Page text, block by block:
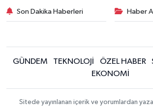
Son Dakika Haberleri Haber
GÜNDEM TEKNOLOJİ ÖZEL HABER
EKONOMİ
Sitede yayınlanan içerik ve yorumlardan